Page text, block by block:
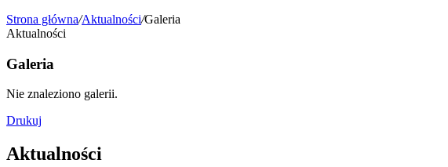
Strona główna/Aktualności/Galeria
Aktualności
Galeria
Nie znaleziono galerii.
Drukuj
Aktualności